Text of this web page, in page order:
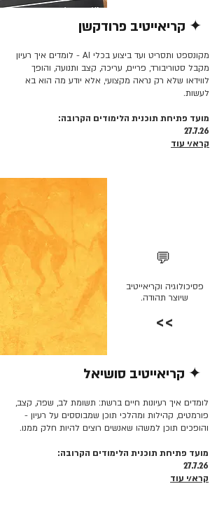
✦ קריאייטיב פרודקשן
מקונספט ותסריט ועד ביצוע בכלי AI - לומדים איך רעיון
מקבל סטוריבורד, פריים, עריכה, קצב ותנועה, והופך
לווידאו שלא רק נראה מקצועי, אלא יודע מה הוא בא
לעשות.
מועד פתיחת תוכנית הלימודים הקרובה:
27.7.26
קרא/י עוד
💬
פסיכולוגיה וקריאייטיב
שיוצר תהודה.
>>
✦ קריאייטיב סושיאל
לומדים איך רעיונות חיים ברשת: תשומת לב, שפה, קצב,
פורמטים, קהילות ומהלכי תוכן שמבוססים על רעיון -
והופכים תוכן למשהו שאנשים רוצים להיות חלק ממנו.
מועד פתיחת תוכנית הלימודים הקרובה:
27.7.26
קרא/י עוד